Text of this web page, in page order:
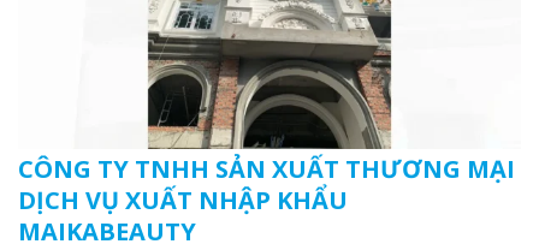
CÔNG TY TNHH SẢN XUẤT THƯƠNG MẠI
DỊCH VỤ XUẤT NHẬP KHẨU
MAIKABEAUTY